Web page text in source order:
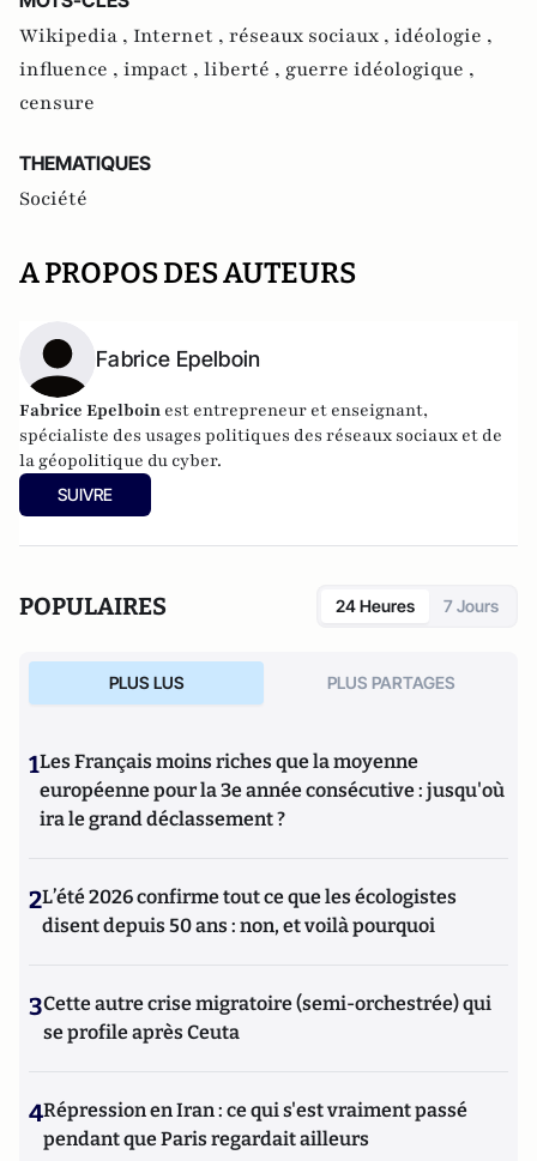
Wikipedia , Internet , réseaux sociaux , idéologie ,
influence , impact , liberté , guerre idéologique ,
censure
THEMATIQUES
Société
A PROPOS DES AUTEURS
Fabrice Epelboin
Fabrice Epelboin est entrepreneur et enseignant,
spécialiste des usages politiques des réseaux sociaux et de
la géopolitique du cyber.
SUIVRE
POPULAIRES 24 Heures 7 Jours
PLUS LUS PLUS PARTAGES
1Les Français moins riches que la moyenne
européenne pour la 3e année consécutive : jusqu'où
ira le grand déclassement ?
2L’été 2026 confirme tout ce que les écologistes
disent depuis 50 ans : non, et voilà pourquoi
3Cette autre crise migratoire (semi-orchestrée) qui
se profile après Ceuta
4Répression en Iran : ce qui s'est vraiment passé
pendant que Paris regardait ailleurs